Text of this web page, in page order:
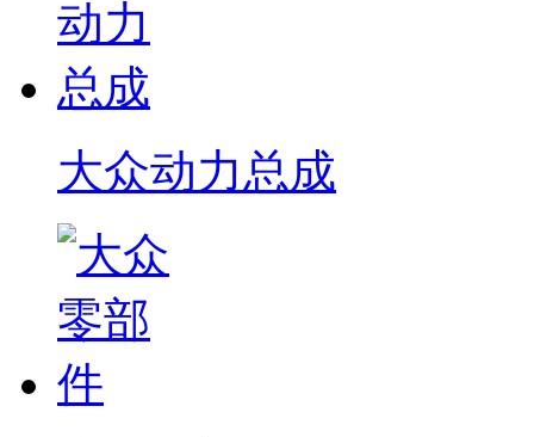
大众动力总成